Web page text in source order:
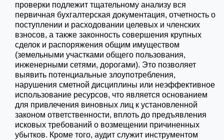
проверки подлежит тщательному анализу вся
первичная бухгалтерская документация, отчетность о
поступлении и расходовании целевых и членских
взносов, а также законность совершения крупных
сделок и распоряжения общим имуществом
(земельными участками общего пользования,
инженерными сетями, дорогами). Это позволяет
выявить потенциальные злоупотребления,
нарушения сметной дисциплины или неэффективное
использование ресурсов, что является основанием
для привлечения виновных лиц к установленной
законом ответственности, вплоть до предъявления
исковых требований о возмещении причиненных
убытков. Кроме того, аудит служит инструментом